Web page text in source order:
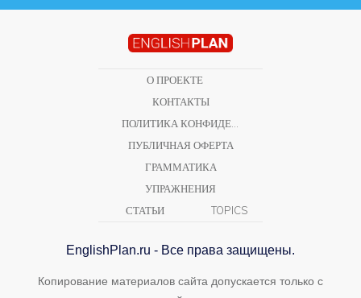
О ПРОЕКТЕ
КОНТАКТЫ
ПУБЛИЧНАЯ ОФЕРТА
ГРАММАТИКА
УПРАЖНЕНИЯ
СТАТЬИ
TOPICS
EnglishPlan.ru - Все права защищены.
Копирование материалов сайта допускается только с